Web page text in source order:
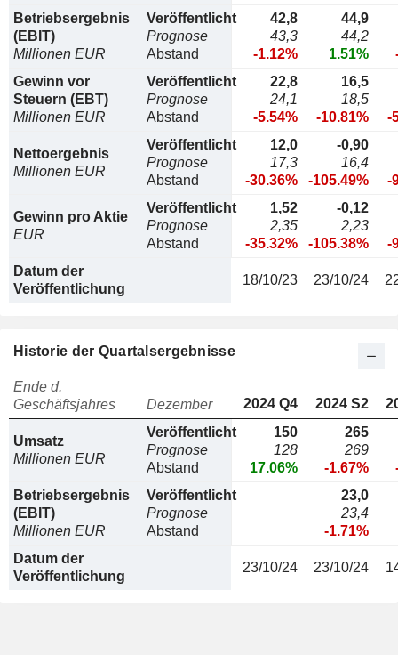
Betriebsergebnis
(EBIT)
Millionen EUR
Veröffentlicht
Prognose
Abstand
42,8
43,3
-1.12%
44,9
44,2
1.51%
Gewinn vor
Steuern (EBT)
Millionen EUR
Veröffentlicht
Prognose
Abstand
22,8
24,1
-5.54%
16,5
18,5
-10.81%
-
Nettoergebnis
Millionen EUR
Veröffentlicht
Prognose
Abstand
12,0
17,3
-30.36%
-0,90
16,4
-105.49%
-
Gewinn pro Aktie
EUR
Veröffentlicht
Prognose
Abstand
1,52
2,35
-35.32%
-0,12
2,23
-105.38%
-
Datum der
Veröffentlichung
18/10/23 23/10/24
Historie der Quartalsergebnisse
Ende d.
Geschäftsjahres
Dezember 2024 Q4 2024 S2
Umsatz
Millionen EUR
Veröffentlicht
Prognose
Abstand
150
128
17.06%
265
269
-1.67%
Betriebsergebnis
(EBIT)
Millionen EUR
Veröffentlicht
Prognose
Abstand
23,0
23,4
-1.71%
Datum der
Veröffentlichung
23/10/24 23/10/24